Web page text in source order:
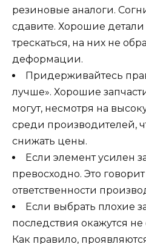
резиновые аналоги.
сдавите. Хорошие
трескаться, на них не
деформации.
Придерживайтесь
лучше». Хорошие
могут, несмотря на
среди производителей,
снижать цены.
Если элемент усилен
превосходно. Это
ответственности
Если выбрать плохие
последствия окажутся
Как правило,